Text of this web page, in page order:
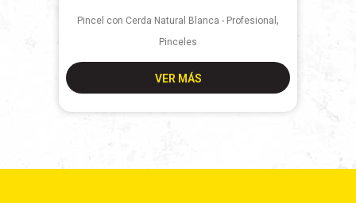
Pincel con Cerda Natural Blanca - Profesional ,
Pinceles
VER MÁS